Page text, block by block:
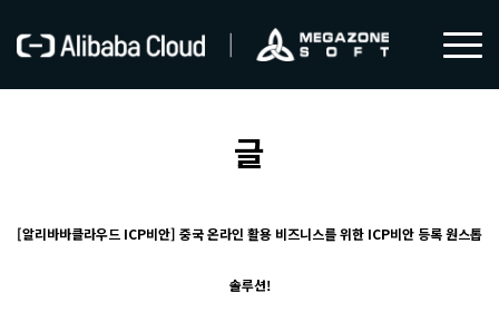
글
[알리바바클라우드 ICP비안] 중국 온라인 활용 비즈니스를 위한 ICP비안 등록 원스톱
솔루션!